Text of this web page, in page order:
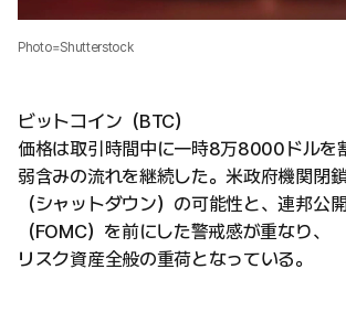
Photo=Shutterstock
ビットコイン（BTC）
価格は取引時間中に一時8万8000ドルを
弱含みの流れを継続した。米政府機関閉
（シャットダウン）の可能性と、連邦公
（FOMC）を前にした警戒感が重なり、
リスク資産全般の重荷となっている。